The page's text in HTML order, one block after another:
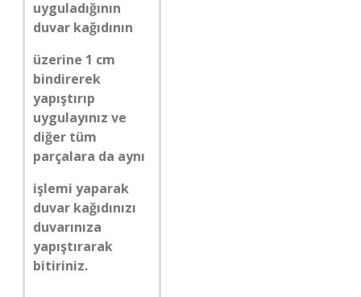
uyguladığının
duvar kağıdının
üzerine 1 cm
bindirerek
yapıştırıp
uygulayınız ve
diğer tüm
parçalara da aynı
işlemi yaparak
duvar kağıdınızı
duvarınıza
yapıştırarak
bitiriniz.